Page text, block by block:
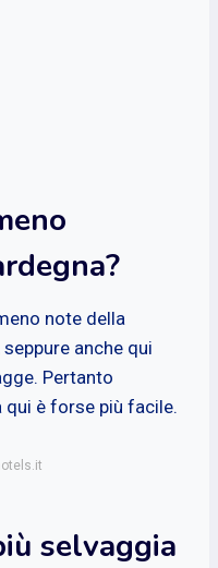
note della
anche qui
Pertanto
è forse più facile.
selvaggia